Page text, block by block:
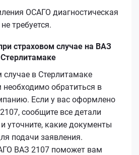
ОСАГО диагностическая
требуется.
страховом случае на ВАЗ
случае в Стерлитамаке
обратиться в
Если у вас оформлено
сообщите все детали
уточните, какие документы
подачи заявления.
ВАЗ 2107 поможет вам